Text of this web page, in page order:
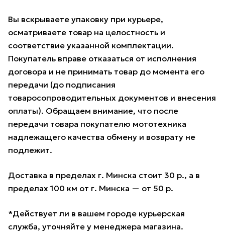
Вы вскрываете упаковку при курьере,
осматриваете товар на целостность и
соответствие указанной комплектации.
Покупатель вправе отказаться от исполнения
договора и не принимать товар до момента его
передачи (до подписания
товаросопроводительных документов и внесения
оплаты). Обращаем внимание, что после
передачи товара покупателю мототехника
надлежащего качества обмену и возврату не
подлежит.
Доставка в пределах г. Минска стоит 30 р., а в
пределах 100 км от г. Минска — от 50 р.
*Действует ли в вашем городе курьерская
служба, уточняйте у менеджера магазина.